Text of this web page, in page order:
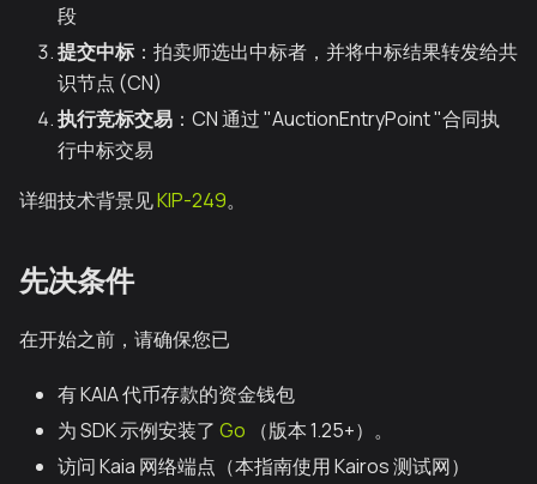
段
提交中标 ：拍卖师选出中标者，并将中标结果转发给共
识节点 (CN)
执行竞标交易 ：CN 通过 "AuctionEntryPoint "合同执
行中标交易
详细技术背景见KIP-249。
先决条件
在开始之前，请确保您已
有 KAIA 代币存款的资金钱包
为 SDK 示例安装了 Go （版本 1.25+）。
访问 Kaia 网络端点（本指南使用 Kairos 测试网）